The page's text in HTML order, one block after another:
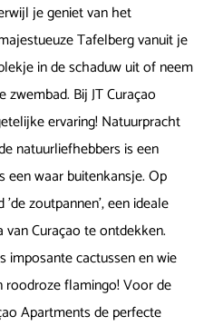
je geniet van het
Tafelberg vanuit je
in de schaduw uit of neem
Bij JT Curaçao
ervaring! Natuurpracht
natuurliefhebbers is een
een waar buitenkansje. Op
zoutpannen', een ideale
Curaçao te ontdekken.
imposante cactussen en wie
flamingo! Voor de
Apartments de perfecte